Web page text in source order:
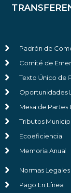
Padrón de
Comité de
Texto Único de
Oportunidades
Mesa de Partes
Tributos
Ecoeficiencia
Memoria Anual
Normas Legales
Pago En Línea